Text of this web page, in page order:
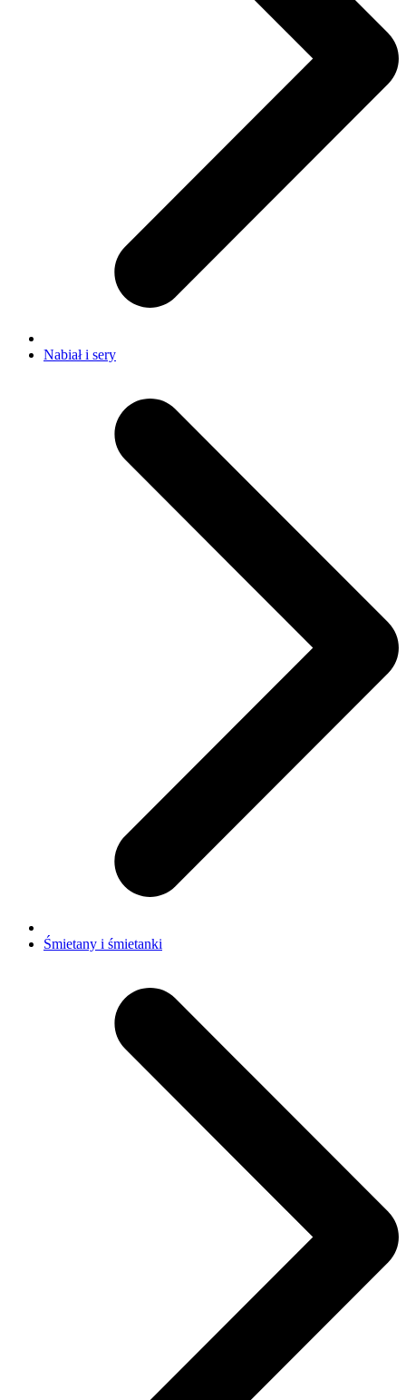
Nabiał i sery
Śmietany i śmietanki